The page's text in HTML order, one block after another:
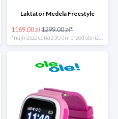
Laktator Medela Freestyle
1169.00 zł1299.00 zł*
*najniższa cena z 30 dni przed obniżką